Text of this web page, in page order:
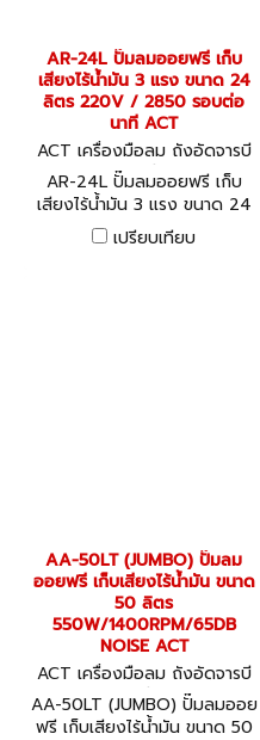
AR-24L ปั๊มลมออยฟรี เก็บ
เสียงไร้น้ำมัน 3 แรง ขนาด 24
ลิตร 220V / 2850 รอบต่อ
นาที ACT
ACT เครื่องมือลม ถังอัดจารบี
อุปกรณ์งานลมต่างๆ AR-24L
AR-24L ปั๊มลมออยฟรี เก็บ
เสียงไร้น้ำมัน 3 แรง ขนาด 24
ลิตร 220V / 2850 รอบต่อ
นาที ACT
เปรียบเทียบ
AA-50LT (JUMBO) ปั๊มลม
ออยฟรี เก็บเสียงไร้น้ำมัน ขนาด
50 ลิตร
550W/1400RPM/65DB
NOISE ACT
ACT เครื่องมือลม ถังอัดจารบี
อุปกรณ์งานลมต่างๆ AA-50LT
(JUMBO)
AA-50LT (JUMBO) ปั๊มลมออย
ฟรี เก็บเสียงไร้น้ำมัน ขนาด 50